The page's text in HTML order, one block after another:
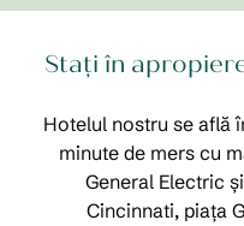
Stați în
Hotelul nostru se află
minute de mers cu
General Electric
Cincinnati, piața